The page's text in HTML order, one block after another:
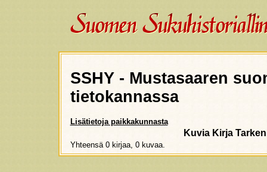
SSHY - Mustasaaren
tietokannassa
Lisätietoja paikkakunnasta
Kuvia Kirja
Yhteensä 0 kirjaa, 0 kuvaa.